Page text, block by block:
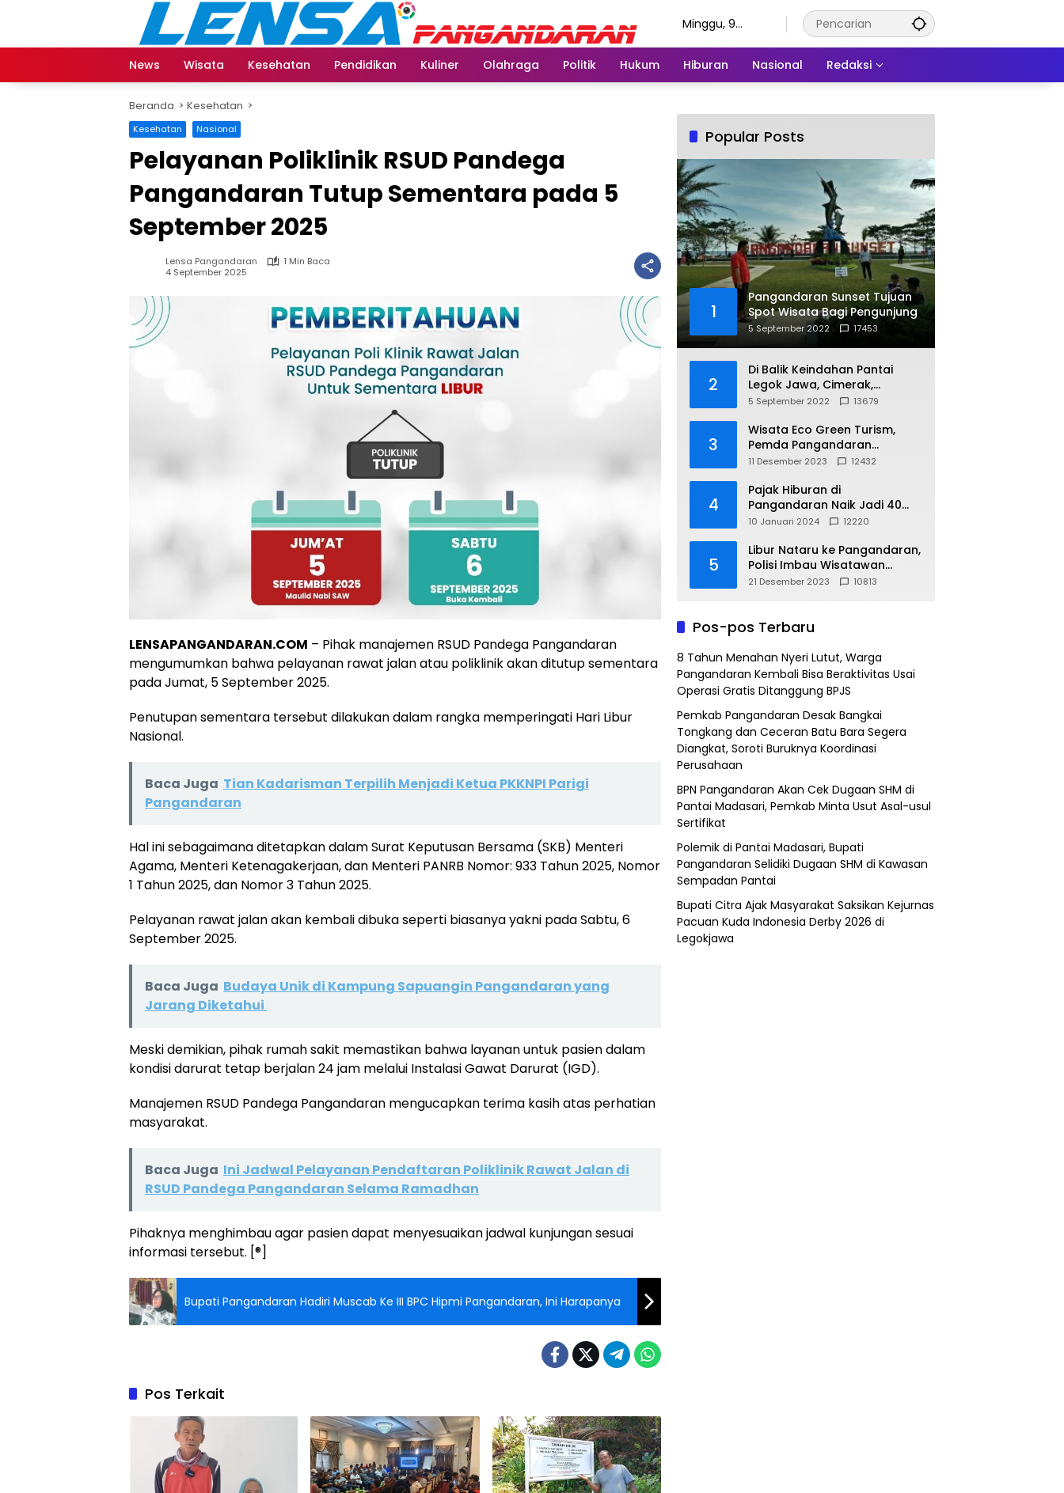
Minggu, 9
News
Wisata Kesehatan Pendidikan Kuliner Olahraga Politik Hukum Hiburan Nasional Redaksi
Beranda Kesehatan
Kesehatan Nasional
Pelayanan Poliklinik RSUD Pandega
Pangandaran Tutup Sementara pada 5
September 2025
Lensa Pangandaran
1 Min Baca
4 September 2025
LENSAPANGANDARAN.COM – Pihak manajemen RSUD Pandega Pangandaran
mengumumkan bahwa pelayanan rawat jalan atau poliklinik akan ditutup sementara
pada Jumat, 5 September 2025.
Penutupan sementara tersebut dilakukan dalam rangka memperingati Hari Libur
Nasional.
Baca Juga Tian Kadarisman Terpilih Menjadi Ketua PKKNPI Parigi
Pangandaran
Hal ini sebagaimana ditetapkan dalam Surat Keputusan Bersama (SKB) Menteri
Agama, Menteri Ketenagakerjaan, dan Menteri PANRB Nomor: 933 Tahun 2025, Nomor
1 Tahun 2025, dan Nomor 3 Tahun 2025.
Pelayanan rawat jalan akan kembali dibuka seperti biasanya yakni pada Sabtu, 6
September 2025.
Baca Juga Budaya Unik di Kampung Sapuangin Pangandaran yang
Jarang Diketahui
Meski demikian, pihak rumah sakit memastikan bahwa layanan untuk pasien dalam
kondisi darurat tetap berjalan 24 jam melalui Instalasi Gawat Darurat (IGD).
Manajemen RSUD Pandega Pangandaran mengucapkan terima kasih atas perhatian
masyarakat.
Baca Juga Ini Jadwal Pelayanan Pendaftaran Poliklinik Rawat Jalan di
RSUD Pandega Pangandaran Selama Ramadhan
Pihaknya menghimbau agar pasien dapat menyesuaikan jadwal kunjungan sesuai
informasi tersebut. [®]
Bupati Pangandaran Hadiri Muscab Ke III BPC Hipmi Pangandaran, Ini Harapanya
Pos Terkait
Popular Posts
1
Pangandaran Sunset Tujuan
Spot Wisata Bagi Pengunjung
5 September 2022 17453
2
Di Balik Keindahan Pantai
Legok Jawa, Cimerak,
Pangandaran
5 September 2022 13679
3
Wisata Eco Green Turism,
Pemda Pangandaran
Gandeng PLN
11 Desember 2023 12432
4
Pajak Hiburan di
Pangandaran Naik Jadi 40
Persen
10 Januari 2024 12220
5
Libur Nataru ke Pangandaran,
Polisi Imbau Wisatawan
Gunakan Jalur Arteri
21 Desember 2023 10813
Pos-pos Terbaru
8 Tahun Menahan Nyeri Lutut, Warga
Pangandaran Kembali Bisa Beraktivitas Usai
Operasi Gratis Ditanggung BPJS
Pemkab Pangandaran Desak Bangkai
Tongkang dan Ceceran Batu Bara Segera
Diangkat, Soroti Buruknya Koordinasi
Perusahaan
BPN Pangandaran Akan Cek Dugaan SHM di
Pantai Madasari, Pemkab Minta Usut Asal-usul
Sertifikat
Polemik di Pantai Madasari, Bupati
Pangandaran Selidiki Dugaan SHM di Kawasan
Sempadan Pantai
Bupati Citra Ajak Masyarakat Saksikan Kejurnas
Pacuan Kuda Indonesia Derby 2026 di
Legokjawa